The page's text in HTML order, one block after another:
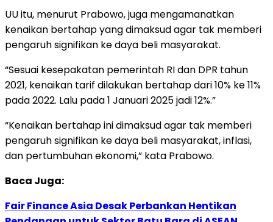
UU itu, menurut Prabowo, juga mengamanatkan
kenaikan bertahap yang dimaksud agar tak memberi
pengaruh signifikan ke daya beli masyarakat.
“Sesuai kesepakatan pemerintah RI dan DPR tahun
2021, kenaikan tarif dilakukan bertahap dari 10% ke 11%
pada 2022. Lalu pada 1 Januari 2025 jadi 12%.”
“Kenaikan bertahap ini dimaksud agar tak memberi
pengaruh signifikan ke daya beli masyarakat, inflasi,
dan pertumbuhan ekonomi,” kata Prabowo.
Baca Juga:
Fair Finance Asia Desak Perbankan Hentikan